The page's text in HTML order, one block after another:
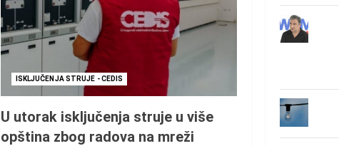
ISKLJUČENJA STRUJE - CEDIS
U utorak isključenja struje u više
opština zbog radova na mreži